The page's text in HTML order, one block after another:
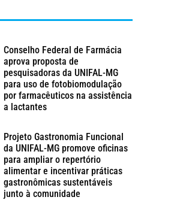
Conselho Federal de Farmácia
aprova proposta de
pesquisadoras da UNIFAL-MG
para uso de fotobiomodulação
por farmacêuticos na assistência
a lactantes
Projeto Gastronomia Funcional
da UNIFAL-MG promove oficinas
para ampliar o repertório
alimentar e incentivar práticas
gastronômicas sustentáveis
junto à comunidade